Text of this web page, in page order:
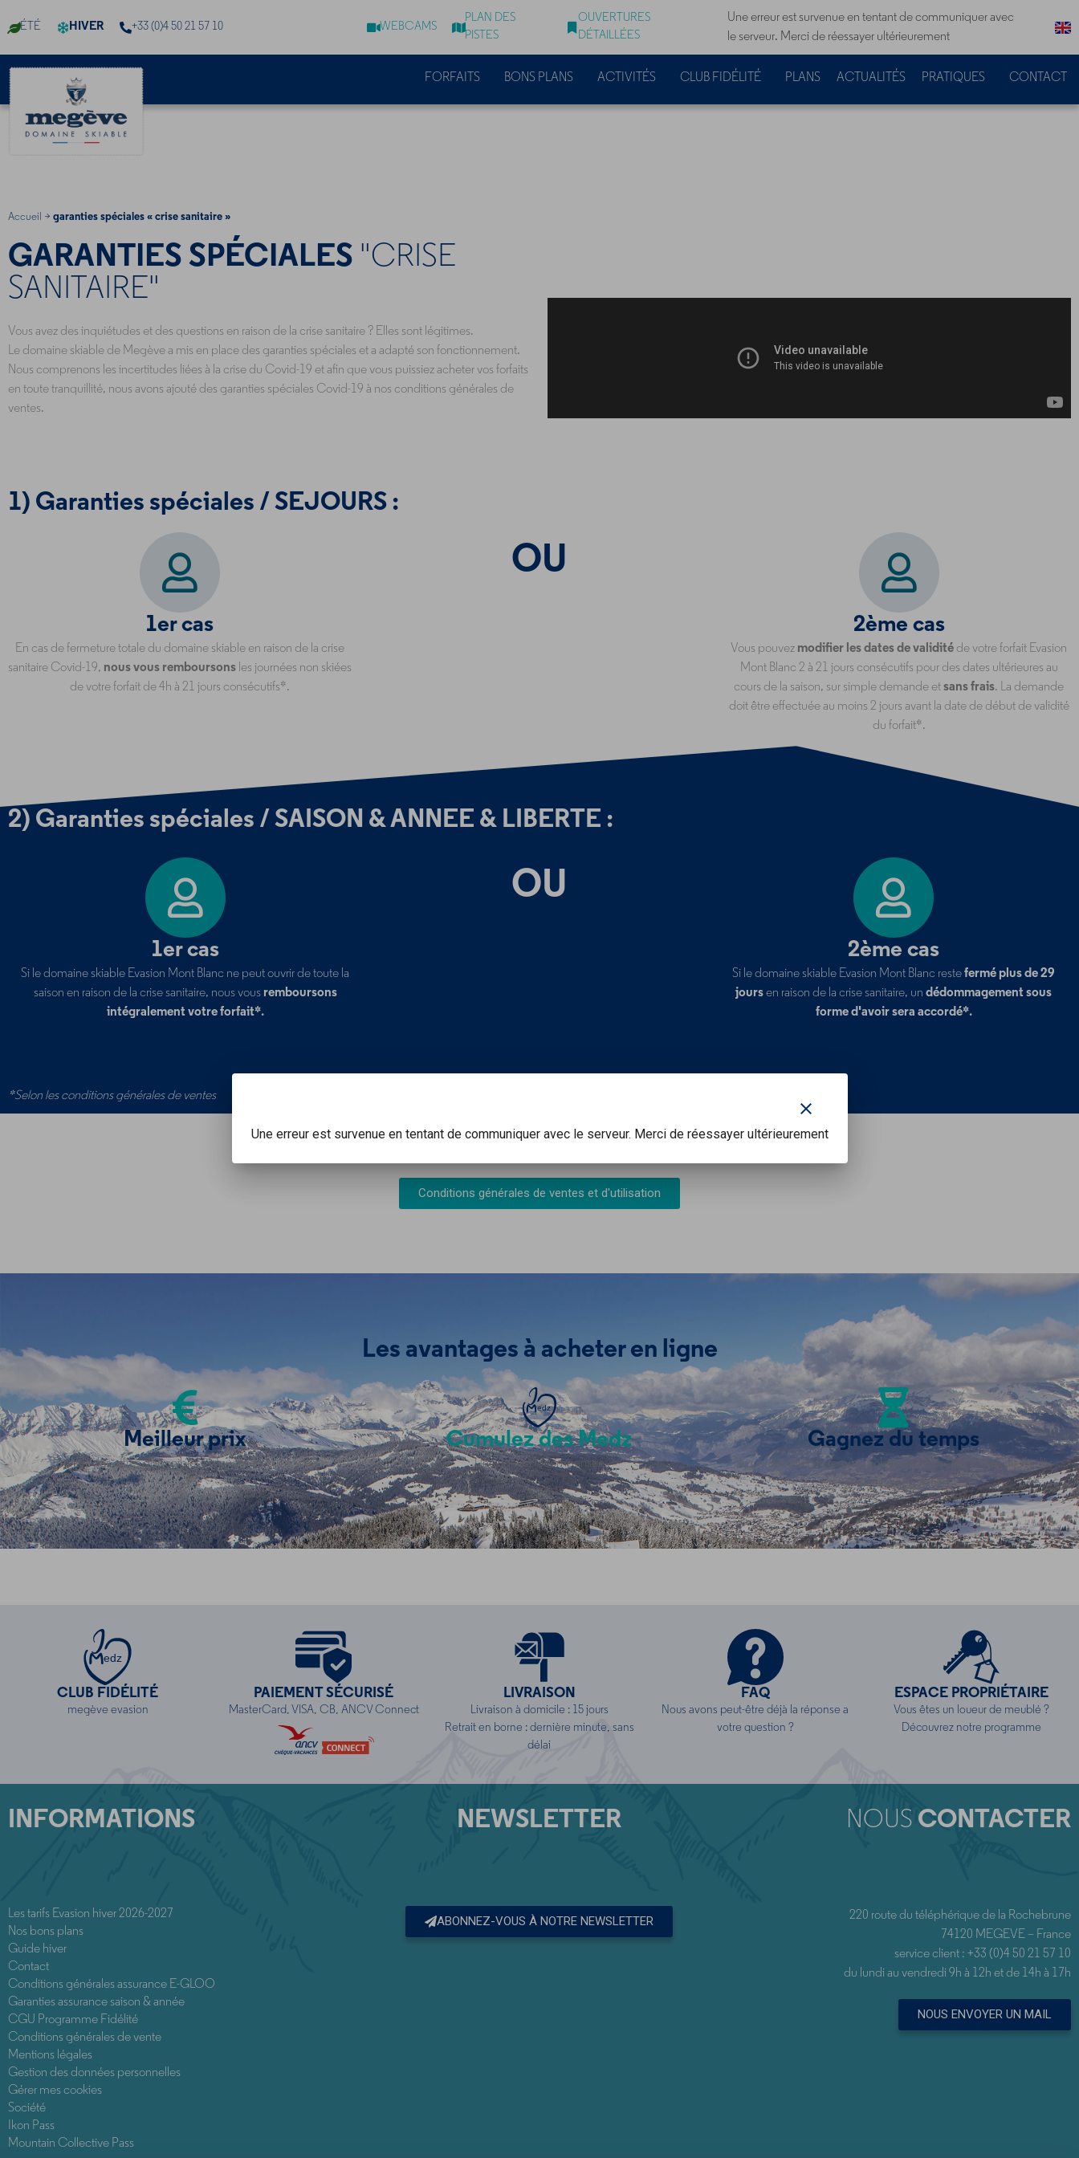
ÉTÉ HIVER +33 (0)4 50 21 57 10 WEBCAMS
PLAN DES
PISTES
OUVERTURES
DÉTAILLÉES
Une erreur est survenue en tentant de communiquer avec
le serveur. Merci de réessayer ultérieurement
FORFAITS BONS PLANS ACTIVITÉS CLUB FIDÉLITÉ PLANS ACTUALITÉS PRATIQUES CONTACT
Accueil > garanties spéciales « crise sanitaire »
GARANTIES SPÉCIALES "CRISE
SANITAIRE"
Vous avez des inquiétudes et des questions en raison de la crise sanitaire ? Elles sont légitimes.
Le domaine skiable de Megève a mis en place des garanties spéciales et a adapté son fonctionnement.
Nous comprenons les incertitudes liées à la crise du Covid-19 et afin que vous puissiez acheter vos forfaits
en toute tranquillité, nous avons ajouté des garanties spéciales Covid-19 à nos conditions générales de
ventes.
1) Garanties spéciales / SEJOURS :
1er cas
En cas de fermeture totale du domaine skiable en raison de la crise
sanitaire Covid-19, nous vous remboursons les journées non skiées
de votre forfait de 4h à 21 jours consécutifs*.
OU
2ème cas
Vous pouvez modifier les dates de validité de votre forfait Evasion
Mont Blanc 2 à 21 jours consécutifs pour des dates ultérieures au
cours de la saison, sur simple demande etsans frais. La demande
doit être effectuée au moins 2 jours avant la date de début de validité
du forfait*.
2) Garanties spéciales / SAISON & ANNEE & LIBERTE :
1er cas
Si le domaine skiable Evasion Mont Blanc ne peut ouvrir de toute la
saison en raison de la crise sanitaire, nous vous remboursons
intégralement votre forfait*.
OU
2ème cas
Si le domaine skiable Evasion Mont Blanc restefermé plus de 29
joursen raison de la crise sanitaire, undédommagement sous
forme d'avoir sera accordé*.
*Selon les conditions générales de ventes
Conditions générales de ventes et d'utilisation
Les avantages à acheter en ligne
Meilleur prix
Profitez des offres disponibles uniquement sur le web
edz
Cumulez des Medz
Une fidélité récompensée
Gagnez du temps
Ne perdez plus de temps , achetez en ligne et profitez du ski dès
votre arrivée en station
edz
CLUB FIDÉLITÉ
megève evasion
PAIEMENT SÉCURISÉ
MasterCard, VISA, CB, ANCV Connect
LIVRAISON
Livraison à domicile : 15 jours
Retrait en borne : dernière minute, sans
délai
FAQ
Nous avons peut-être déjà la réponse a
votre question ?
ESPACE PROPRIÉTAIRE
Vous êtes un loueur de meublé ?
Découvrez notre programme
INFORMATIONS
Les tarifs Evasion hiver 2026-2027
Nos bons plans
Guide hiver
Contact
Conditions générales assurance E-GLOO
Garanties assurance saison & année
CGU Programme Fidélité
Conditions générales de vente
Mentions légales
Gestion des données personnelles
Gérer mes cookies
Société
Ikon Pass
Mountain Collective Pass
NEWSLETTER
ABONNEZ-VOUS À NOTRE NEWSLETTER
NOUS CONTACTER
220 route du téléphérique de la Rochebrune
74120 MEGEVE – France
service client : +33 (0)4 50 21 57 10
du lundi au vendredi 9h à 12h et de 14h à 17h
NOUS ENVOYER UN MAIL
clear
Une erreur est survenue en tentant de communiquer avec le serveur. Merci de réessayer ultérieurement